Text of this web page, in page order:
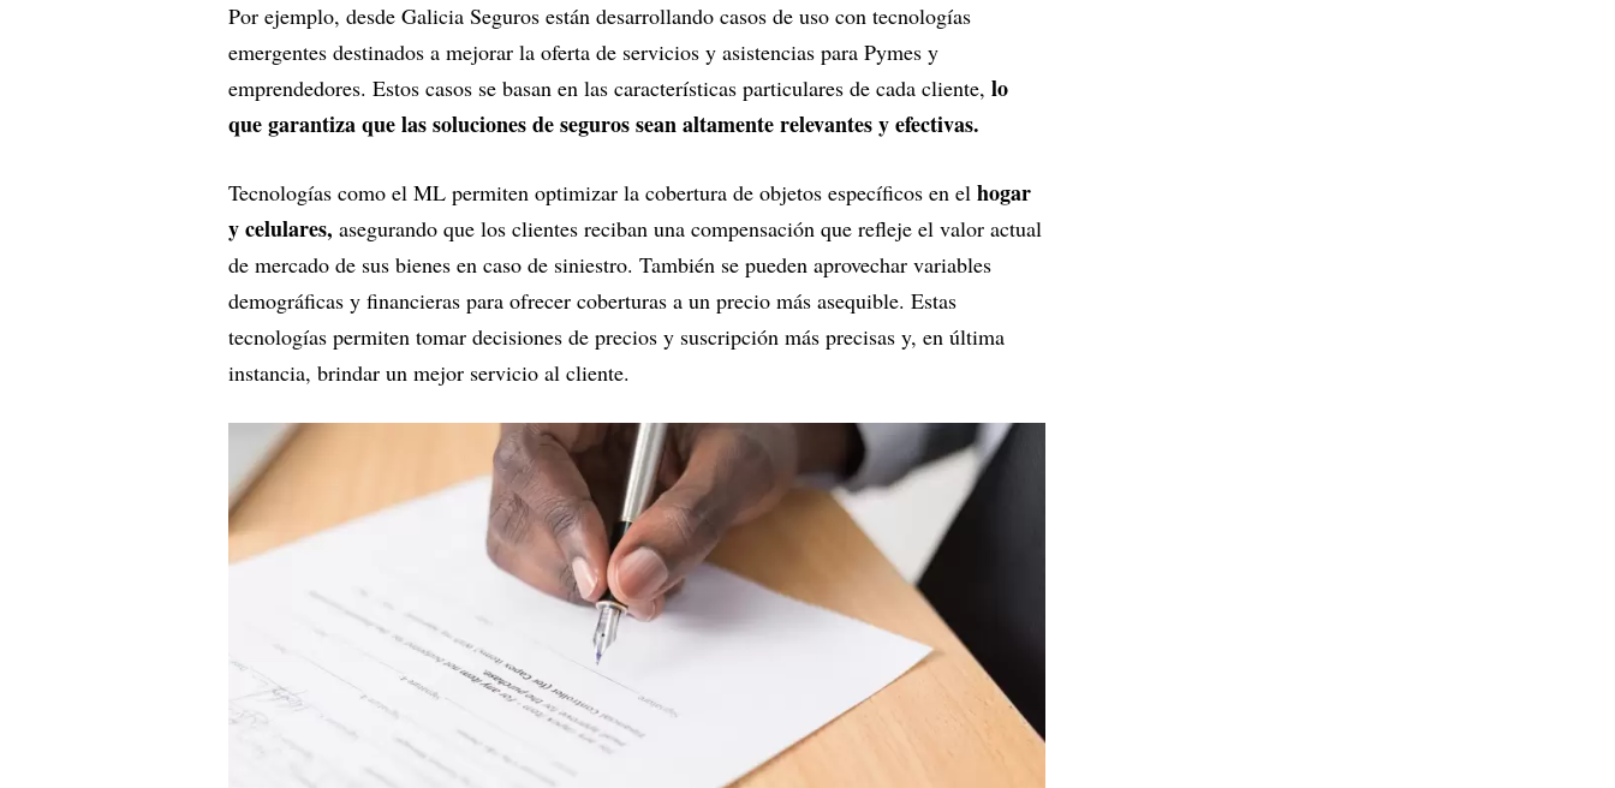
Por ejemplo, desde Galicia Seguros están desarrollando casos de uso con tecnologías
emergentes destinados a mejorar la oferta de servicios y asistencias para Pymes y
emprendedores. Estos casos se basan en las características particulares de cada cliente, lo
que garantiza que las soluciones de seguros sean altamente relevantes y efectivas.
Tecnologías como el ML permiten optimizar la cobertura de objetos específicos en el hogar
y celulares, asegurando que los clientes reciban una compensación que refleje el valor actual
de mercado de sus bienes en caso de siniestro. También se pueden aprovechar variables
demográficas y financieras para ofrecer coberturas a un precio más asequible. Estas
tecnologías permiten tomar decisiones de precios y suscripción más precisas y, en última
instancia, brindar un mejor servicio al cliente.